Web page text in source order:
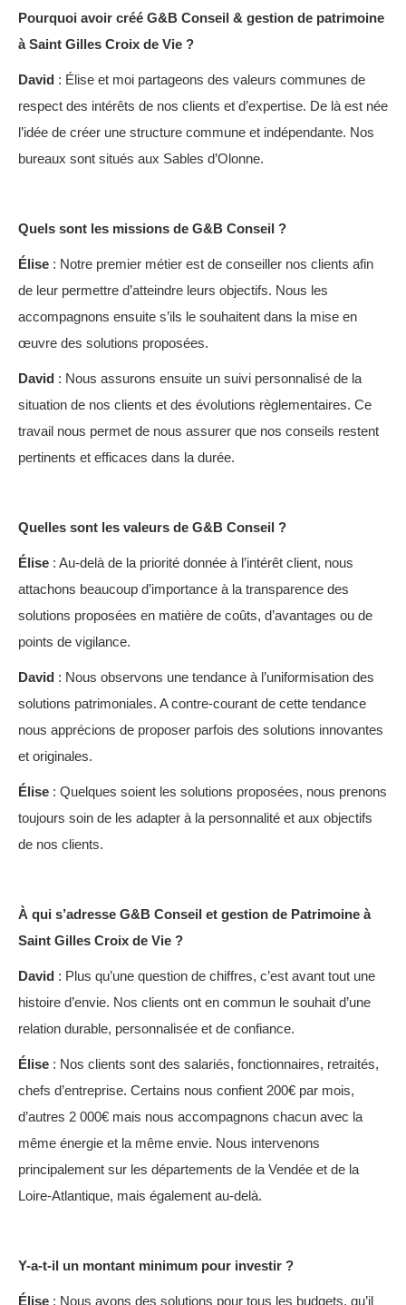
Pourquoi avoir créé G&B Conseil & gestion de patrimoine
à Saint Gilles Croix de Vie ?
David : Élise et moi partageons des valeurs communes de
respect des intérêts de nos clients et d’expertise. De là est née
l’idée de créer une structure commune et indépendante. Nos
bureaux sont situés aux Sables d’Olonne.
Quels sont les missions de G&B Conseil ?
Élise : Notre premier métier est de conseiller nos clients afin
de leur permettre d’atteindre leurs objectifs. Nous les
accompagnons ensuite s’ils le souhaitent dans la mise en
œuvre des solutions proposées.
David : Nous assurons ensuite un suivi personnalisé de la
situation de nos clients et des évolutions règlementaires. Ce
travail nous permet de nous assurer que nos conseils restent
pertinents et efficaces dans la durée.
Quelles sont les valeurs de G&B Conseil ?
Élise : Au-delà de la priorité donnée à l’intérêt client, nous
attachons beaucoup d’importance à la transparence des
solutions proposées en matière de coûts, d’avantages ou de
points de vigilance.
David : Nous observons une tendance à l’uniformisation des
solutions patrimoniales. A contre-courant de cette tendance
nous apprécions de proposer parfois des solutions innovantes
et originales.
Élise : Quelques soient les solutions proposées, nous prenons
toujours soin de les adapter à la personnalité et aux objectifs
de nos clients.
À qui s’adresse G&B Conseil et gestion de Patrimoine à
Saint Gilles Croix de Vie ?
David : Plus qu’une question de chiffres, c’est avant tout une
histoire d’envie. Nos clients ont en commun le souhait d’une
relation durable, personnalisée et de confiance.
Élise : Nos clients sont des salariés, fonctionnaires, retraités,
chefs d’entreprise. Certains nous confient 200€ par mois,
d’autres 2 000€ mais nous accompagnons chacun avec la
même énergie et la même envie. Nous intervenons
principalement sur les départements de la Vendée et de la
Loire-Atlantique, mais également au-delà.
Y-a-t-il un montant minimum pour investir ?
Élise : Nous avons des solutions pour tous les budgets, qu’il